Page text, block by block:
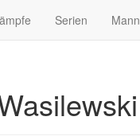
Serien